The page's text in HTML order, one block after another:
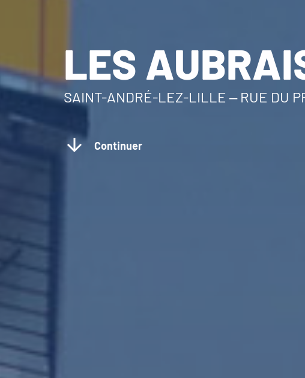
LES
SAINT-ANDRÉ-LEZ-LILLE – RUE DU
Continuer